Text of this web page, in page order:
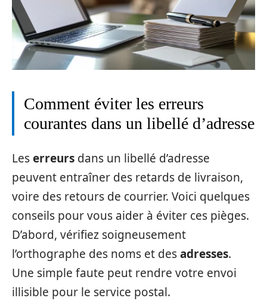
Comment éviter les erreurs
courantes dans un libellé d’adresse
Leserreurs dans un libellé d’adresse
peuvent entraîner des retards de livraison,
voire des retours de courrier. Voici quelques
conseils pour vous aider à éviter ces pièges.
D’abord, vérifiez soigneusement
l’orthographe des noms et desadresses.
Une simple faute peut rendre votre envoi
illisible pour le service postal.